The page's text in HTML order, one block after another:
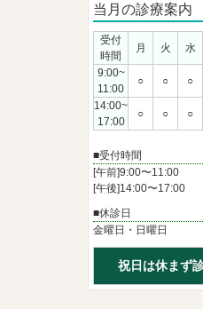
当月の診療案内
受付
時間
月 火 水
9:00~
11:00
○ ○ ○
14:00~
17:00
○ ○ ○
■受付時間
[午前]9:00〜11:00
[午後]14:00〜17:00
■休診日
金曜日・日曜日
祝日は休まず